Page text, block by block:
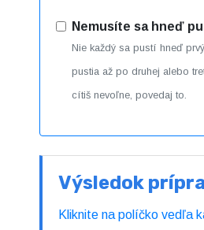
Nemusíte sa hneď
Nie každý sa pustí hneď
pustia až po druhej alebo
cítiš nevoľne, povedaj to.
Výsledok
Kliknite na políčko vedľa